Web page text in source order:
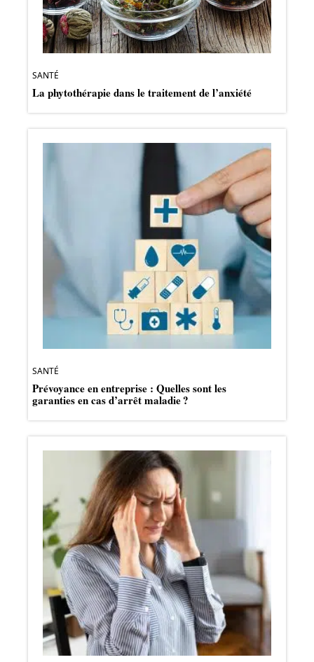
SANTÉ
La phytothérapie dans le traitement de l’anxiété
SANTÉ
Prévoyance en entreprise : Quelles sont les
garanties en cas d’arrêt maladie ?